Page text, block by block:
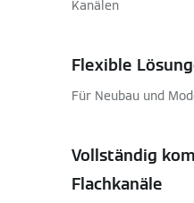
Kanälen
Flexible
Für Neubau und
Vollständig
Flachkanäle